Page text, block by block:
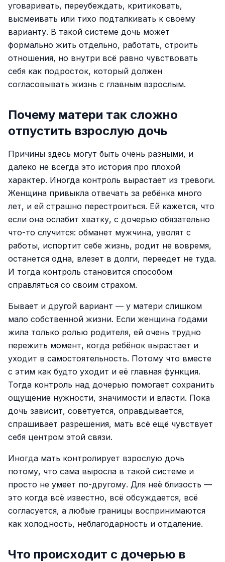
уговаривать, переубеждать, критиковать,
высмеивать или тихо подталкивать к своему
варианту. В такой системе дочь может
формально жить отдельно, работать, строить
отношения, но внутри всё равно чувствовать
себя как подросток, который должен
согласовывать жизнь с главным взрослым.
Почему матери так сложно
отпустить взрослую дочь
Причины здесь могут быть очень разными, и
далеко не всегда это история про плохой
характер. Иногда контроль вырастает из тревоги.
Женщина привыкла отвечать за ребёнка много
лет, и ей страшно перестроиться. Ей кажется, что
если она ослабит хватку, с дочерью обязательно
что-то случится: обманет мужчина, уволят с
работы, испортит себе жизнь, родит не вовремя,
останется одна, влезет в долги, переедет не туда.
И тогда контроль становится способом
справляться со своим страхом.
Бывает и другой вариант — у матери слишком
мало собственной жизни. Если женщина годами
жила только ролью родителя, ей очень трудно
пережить момент, когда ребёнок вырастает и
уходит в самостоятельность. Потому что вместе
с этим как будто уходит и её главная функция.
Тогда контроль над дочерью помогает сохранить
ощущение нужности, значимости и власти. Пока
дочь зависит, советуется, оправдывается,
спрашивает разрешения, мать всё ещё чувствует
себя центром этой связи.
Иногда мать контролирует взрослую дочь
потому, что сама выросла в такой системе и
просто не умеет по-другому. Для неё близость —
это когда всё известно, всё обсуждается, всё
согласуется, а любые границы воспринимаются
как холодность, неблагодарность и отдаление.
Что происходит с дочерью в